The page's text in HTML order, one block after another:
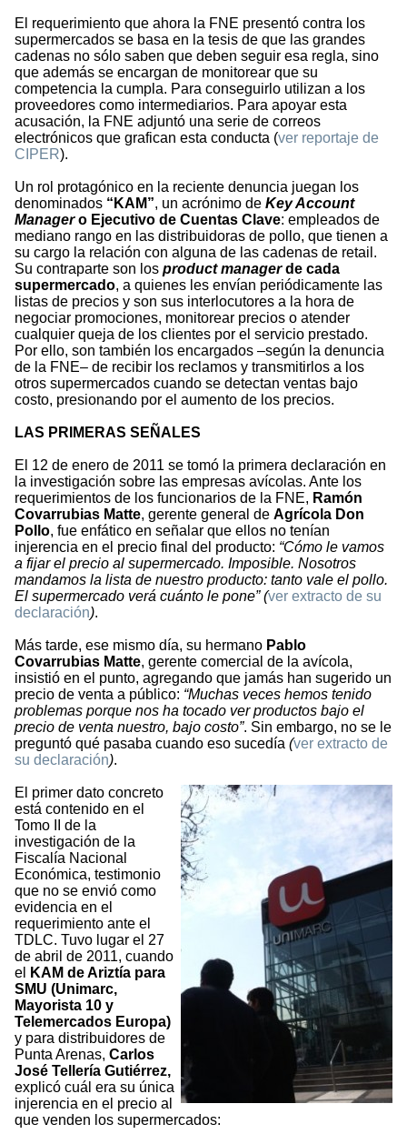
El requerimiento que ahora la FNE presentó contra los
supermercados se basa en la tesis de que las grandes
cadenas no sólo saben que deben seguir esa regla, sino
que además se encargan de monitorear que su
competencia la cumpla. Para conseguirlo utilizan a los
proveedores como intermediarios. Para apoyar esta
acusación, la FNE adjuntó una serie de correos
electrónicos que grafican esta conducta (ver reportaje de
CIPER).
Un rol protagónico en la reciente denuncia juegan los
denominados “KAM”, un acrónimo de Key Account
Managero Ejecutivo de Cuentas Clave: empleados de
mediano rango en las distribuidoras de pollo, que tienen a
su cargo la relación con alguna de las cadenas de retail.
Su contraparte son los product managerde cada
supermercado, a quienes les envían periódicamente las
listas de precios y son sus interlocutores a la hora de
negociar promociones, monitorear precios o atender
cualquier queja de los clientes por el servicio prestado.
Por ello, son también los encargados –según la denuncia
de la FNE– de recibir los reclamos y transmitirlos a los
otros supermercados cuando se detectan ventas bajo
costo, presionando por el aumento de los precios.
LAS PRIMERAS SEÑALES
El 12 de enero de 2011 se tomó la primera declaración en
la investigación sobre las empresas avícolas. Ante los
requerimientos de los funcionarios de la FNE, Ramón
Covarrubias Matte, gerente general de Agrícola Don
Pollo, fue enfático en señalar que ellos no tenían
injerencia en el precio final del producto: “Cómo le vamos
a fijar el precio al supermercado. Imposible. Nosotros
mandamos la lista de nuestro producto: tanto vale el pollo.
El supermercado verá cuánto le pone” (ver extracto de su
declaración).
Más tarde, ese mismo día, su hermano Pablo
Covarrubias Matte, gerente comercial de la avícola,
insistió en el punto, agregando que jamás han sugerido un
precio de venta a público: “Muchas veces hemos tenido
problemas porque nos ha tocado ver productos bajo el
precio de venta nuestro, bajo costo”. Sin embargo, no se le
preguntó qué pasaba cuando eso sucedía (ver extracto de
su declaración).
El primer dato concreto
está contenido en el
Tomo II de la
investigación de la
Fiscalía Nacional
Económica, testimonio
que no se envió como
evidencia en el
requerimiento ante el
TDLC. Tuvo lugar el 27
de abril de 2011, cuando
el
KAM de Ariztía para
SMU (Unimarc,
Mayorista 10 y
Telemercados Europa)
y para distribuidores de
Punta Arenas, Carlos
José Tellería Gutiérrez,
explicó cuál era su única
injerencia en el precio al
que venden los supermercados: